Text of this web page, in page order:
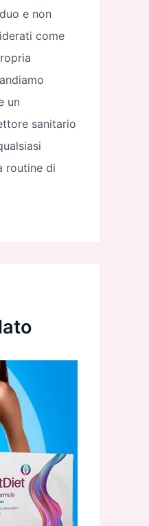
e non
come
un
sanitario
routine di